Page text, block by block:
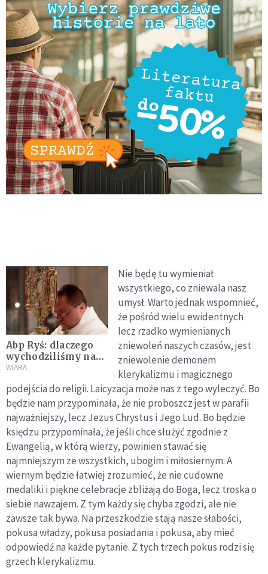
Abp Ryś: dlaczego
wychodziliśmy na
procesję Bożego
WIARA
Nie będę tu wymieniał
wszystkiego, co zniewala nasz
umysł. Warto jednak wspomnieć,
że pośród wielu ewidentnych
lecz rzadko wymienianych
zniewoleń naszych czasów, jest
zniewolenie demonem
klerykalizmu i magicznego
podejścia do religii. Laicyzacja może nas z tego wyleczyć. Bo
będzie nam przypominała, że nie proboszcz jest w parafii
najważniejszy, lecz Jezus Chrystus i Jego Lud. Bo będzie
księdzu przypominała, że jeśli chce służyć zgodnie z
Ewangelią, w którą wierzy, powinien stawać się
najmniejszym ze wszystkich, ubogim i miłosiernym. A
wiernym będzie łatwiej zrozumieć, że nie cudowne
medaliki i piękne celebracje zbliżają do Boga, lecz troska o
siebie nawzajem. Z tym każdy się chyba zgodzi, ale nie
zawsze tak bywa. Na przeszkodzie stają nasze słabości,
pokusa władzy, pokusa posiadania i pokusa, aby mieć
odpowiedź na każde pytanie. Z tych trzech pokus rodzi się
grzech klerykalizmu.